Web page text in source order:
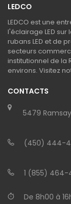
LEDCO
LEDCO est une
l'éclairage LED sur
rubans LED et de
secteurs
institutionnel de la
environs. Visitez
CONTACTS
5479
(450) 444-
1 (855) 464-
De 8h00 à